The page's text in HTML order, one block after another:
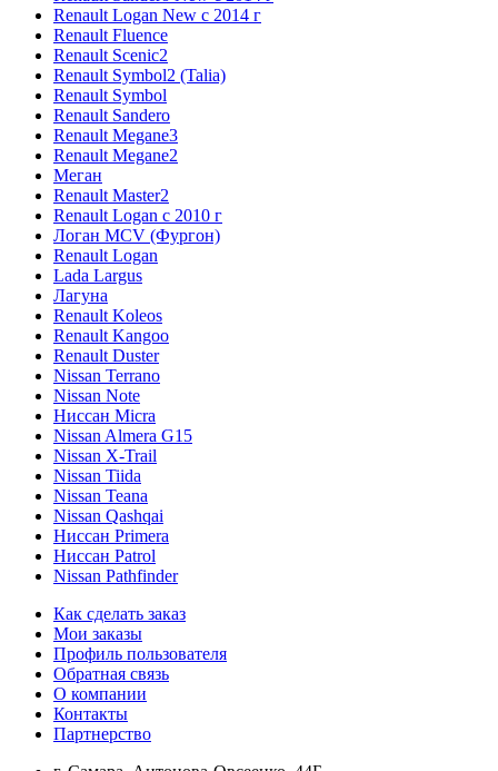
Renault Logan New с 2014 г
Renault Fluence
Renault Scenic2
Renault Symbol2 (Talia)
Renault Symbol
Renault Sandero
Renault Megane3
Renault Megane2
Меган
Renault Master2
Renault Logan c 2010 г
Логан МСV (Фургон)
Renault Logan
Lada Largus
Лагуна
Renault Koleos
Renault Kangoo
Renault Duster
Nissan Terrano
Nissan Note
Ниссан Micra
Nissan Almera G15
Nissan X-Trail
Nissan Tiida
Nissan Teana
Nissan Qashqai
Ниссан Primera
Ниссан Patrol
Nissan Pathfinder
Как сделать заказ
Мои заказы
Профиль пользователя
Обратная связь
О компании
Контакты
Партнерство